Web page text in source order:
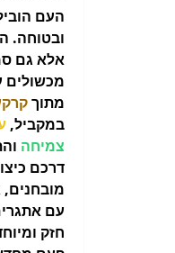
העם
ובטוחה.
אלא גם
מכשולים
מתוך
במקביל,
צמיחה
דרכם
עם
חזק